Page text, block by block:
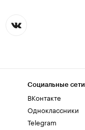
Социальные сети
ВКонтакте
Одноклассники
Telegram